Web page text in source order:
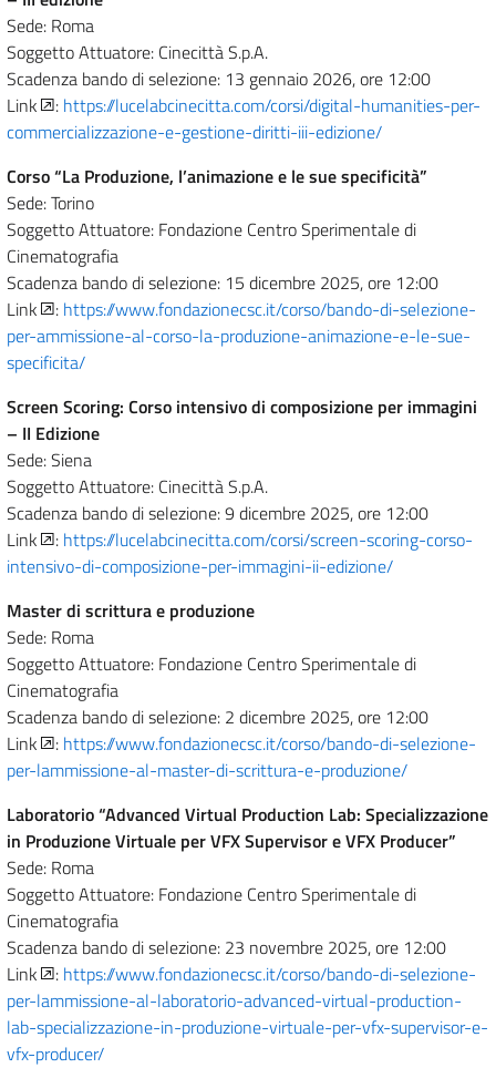
Sede: Roma
Soggetto Attuatore: Cinecittà S.p.A.
Scadenza bando di selezione: 13 gennaio 2026, ore 12:00
Link
: https://lucelabcinecitta.com/corsi/digital-humanities-per-
commercializzazione-e-gestione-diritti-iii-edizione/
Corso “La Produzione, l’animazione e le sue specificità”
Sede: Torino
Soggetto Attuatore: Fondazione Centro Sperimentale di
Cinematografia
Scadenza bando di selezione: 15 dicembre 2025, ore 12:00
Link
: https://www.fondazionecsc.it/corso/bando-di-selezione-
per-ammissione-al-corso-la-produzione-animazione-e-le-sue-
specificita/
Screen Scoring: Corso intensivo di composizione per immagini
– II Edizione
Sede: Siena
Soggetto Attuatore: Cinecittà S.p.A.
Scadenza bando di selezione: 9 dicembre 2025, ore 12:00
Link
: https://lucelabcinecitta.com/corsi/screen-scoring-corso-
intensivo-di-composizione-per-immagini-ii-edizione/
Master di scrittura e produzione
Sede: Roma
Soggetto Attuatore: Fondazione Centro Sperimentale di
Cinematografia
Scadenza bando di selezione: 2 dicembre 2025, ore 12:00
Link
: https://www.fondazionecsc.it/corso/bando-di-selezione-
per-lammissione-al-master-di-scrittura-e-produzione/
Laboratorio “Advanced Virtual Production Lab: Specializzazione
in Produzione Virtuale per VFX Supervisor e VFX Producer”
Sede: Roma
Soggetto Attuatore: Fondazione Centro Sperimentale di
Cinematografia
Scadenza bando di selezione: 23 novembre 2025, ore 12:00
Link
: https://www.fondazionecsc.it/corso/bando-di-selezione-
per-lammissione-al-laboratorio-advanced-virtual-production-
lab-specializzazione-in-produzione-virtuale-per-vfx-supervisor-e-
vfx-producer/